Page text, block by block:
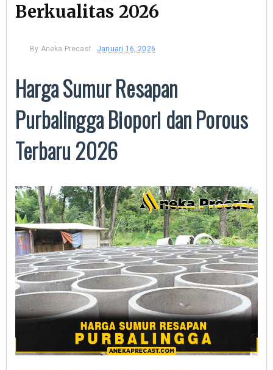
Berkualitas 2026
By Aneka Precast Januari 16, 2026
Harga Sumur Resapan
Purbalingga Biopori dan Porous
Terbaru 2026